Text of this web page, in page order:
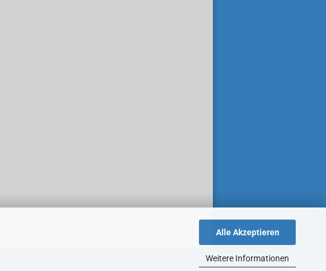
Alle Akzeptieren
Weitere Informationen